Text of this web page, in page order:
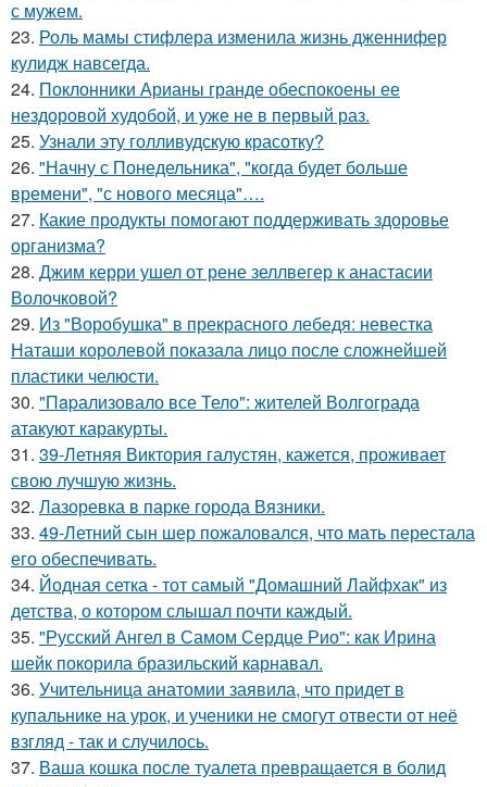
с мужем.
23. Роль мамы стифлера изменила жизнь дженнифер
кулидж навсегда.
24. Поклонники Арианы гранде обеспокоены ее
нездоровой худобой, и уже не в первый раз.
25. Узнали эту голливудскую красотку?
26. "Начну с Понедельника", "когда будет больше
времени", "с нового месяца"….
27. Какие продукты помогают поддерживать здоровье
организма?
28. Джим керри ушел от рене зеллвегер к анастасии
Волочковой?
29. Из "Воробушка" в прекрасного лебедя: невестка
Наташи королевой показала лицо после сложнейшей
пластики челюсти.
30. "Пapализовало все Тело": жителей Волгограда
атакуют каракурты.
31. 39-Летняя Виктория галустян, кажется, проживает
свою лучшую жизнь.
32. Лазоревка в парке города Вязники.
33. 49-Летний сын шер пожаловался, что мать перестала
его обеспечивать.
34. Йодная сетка - тот самый "Домашний Лайфхак" из
детства, о котором слышал почти каждый.
35. "Русский Ангел в Самом Сердце Рио": как Ирина
шейк покорила бразильский карнавал.
36. Учительница анатомии заявила, что придет в
купальнике на урок, и ученики не смогут отвести от неё
взгляд - так и случилось.
37. Ваша кошка после туалета превращается в болид